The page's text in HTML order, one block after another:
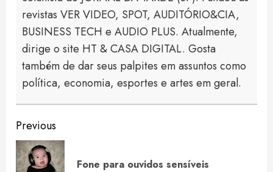
revistas VER VIDEO, SPOT, AUDITÓRIO&CIA,
BUSINESS TECH e AUDIO PLUS. Atualmente,
dirige o site HT & CASA DIGITAL. Gosta
também de dar seus palpites em assuntos como
política, economia, esportes e artes em geral.
Continue
Reading
Previous
Fone para ouvidos sensíveis